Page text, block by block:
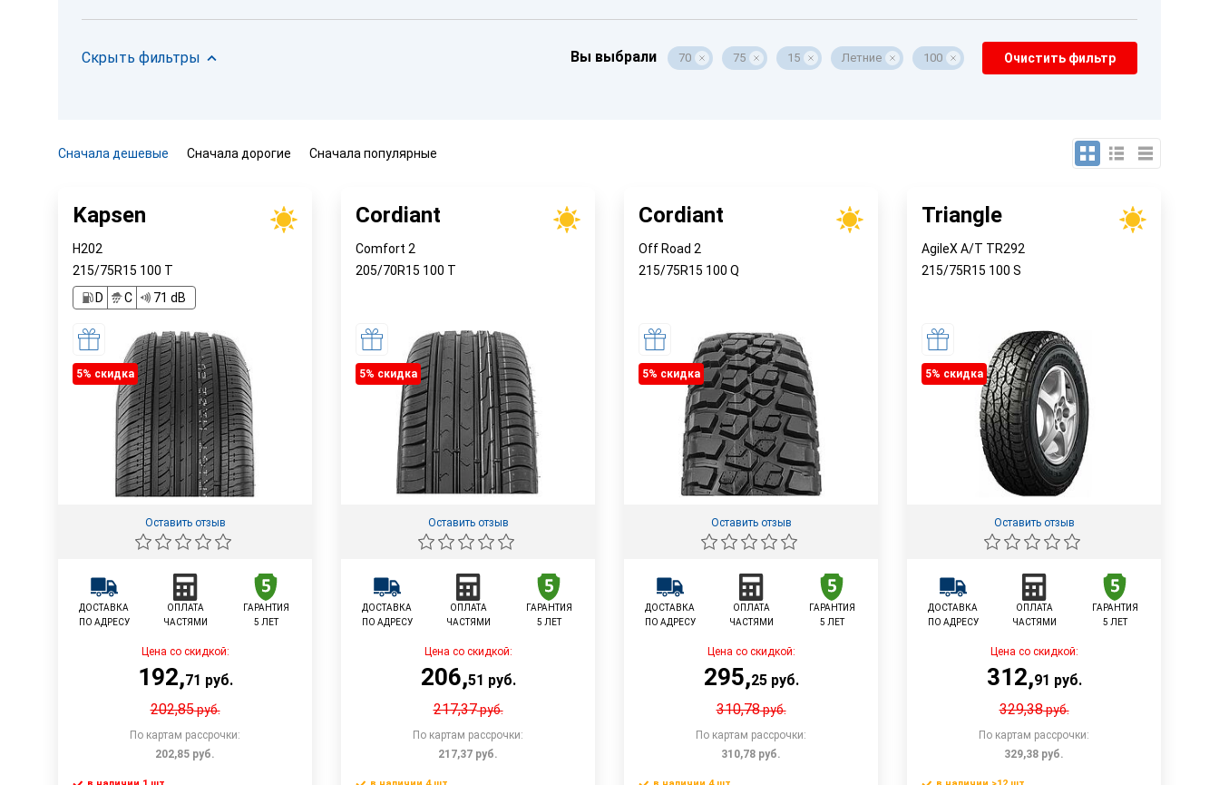
Скрыть фильтры Вы выбрали 70 75 15 Летние 100 Очистить фильтр
Сначала дешевые Сначала дорогие Сначала популярные
Kapsen
H202
215/75R15 100 T
D
C 71 dB
5% cкидка
Оставить отзыв
ДОСТАВКА
ПО АДРЕСУ
ОПЛАТА
ЧАСТЯМИ
ГАРАНТИЯ
5 ЛЕТ
Цена со скидкой:
192,71 руб.
202,85руб.
По картам рассрочки:
202,85 руб.
Cordiant
Comfort 2
205/70R15 100 T
5% cкидка
Оставить отзыв
ДОСТАВКА
ПО АДРЕСУ
ОПЛАТА
ЧАСТЯМИ
ГАРАНТИЯ
5 ЛЕТ
Цена со скидкой:
206,51 руб.
217,37руб.
По картам рассрочки:
217,37 руб.
Cordiant
Off Road 2
215/75R15 100 Q
5% cкидка
Оставить отзыв
ДОСТАВКА
ПО АДРЕСУ
ОПЛАТА
ЧАСТЯМИ
ГАРАНТИЯ
5 ЛЕТ
Цена со скидкой:
295,25руб.
310,78руб.
По картам рассрочки:
310,78 руб.
Triangle
AgileX A/T TR292
215/75R15 100 S
5% cкидка
Оставить отзыв
ДОСТАВКА
ПО АДРЕСУ
ОПЛАТА
ЧАСТЯМИ
ГАРАНТИЯ
5 ЛЕТ
Цена со скидкой:
312,91 руб.
329,38руб.
По картам рассрочки:
329,38 руб.